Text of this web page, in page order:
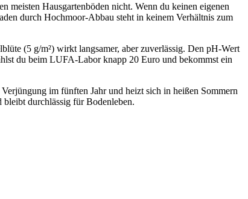
meisten Hausgartenböden nicht. Wenn du keinen eigenen
durch Hochmoor-Abbau steht in keinem Verhältnis zum
(5 g/m²) wirkt langsamer, aber zuverlässig. Den pH-Wert
du beim LUFA-Labor knapp 20 Euro und bekommst ein
im fünften Jahr und heizt sich in heißen Sommern
durchlässig für Bodenleben.